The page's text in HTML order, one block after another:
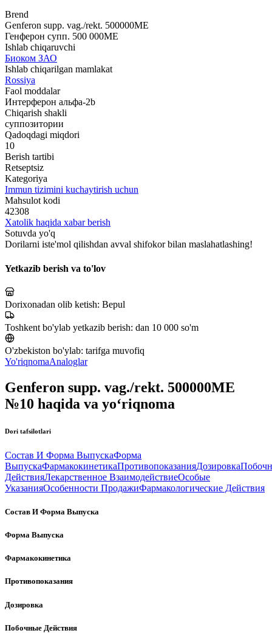
Brend
Genferon supp. vag./rekt. 500000MЕ
Генферон супп. 500 000МЕ
Ishlab chiqaruvchi
Биоком ЗАО
Ishlab chiqarilgan mamlakat
Rossiya
Faol moddalar
Интерферон альфа-2b
Chiqarish shakli
суппозитории
Qadoqdagi miqdori
10
Berish tartibi
Retseptsiz
Kategoriya
Immun tizimini kuchaytirish uchun
Mahsulot kodi
42308
Xatolik haqida xabar berish
Sotuvda yo'q
Dorilarni iste'mol qilishdan avval shifokor bilan maslahatlashing!
Yetkazib berish va to'lov
Dorixonadan olib ketish: Bepul
Toshkent bo'ylab yetkazib berish: dan 10 000 so'm
O'zbekiston bo'ylab: tarifga muvofiq
Yo'riqnomaAnaloglar
Genferon supp. vag./rekt. 500000MЕ
№10 haqida va yo‘riqnoma
Dori tafsilotlari
Состав И Форма ВыпускаФорма
ВыпускаФармакокинетикаПротивопоказанияДозировка
ДействияЛекарственное ВзаимодействиеОсобые
УказанияОсобенности ПродажиФармакологические Действия
Состав И Форма Выпуска
Форма Выпуска
Фармакокинетика
Противопоказания
Дозировка
Побочные Действия